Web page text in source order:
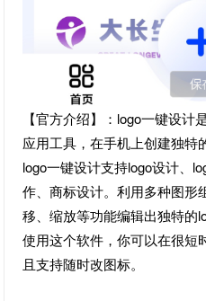
【官方介绍】：logo一键设
应用工具，在手机上创建独特
logo一键设计支持logo设计、
作、商标设计。利用多种图形
移、缩放等功能编辑出独特的
使用这个软件，你可以在很短
且支持随时改图标。